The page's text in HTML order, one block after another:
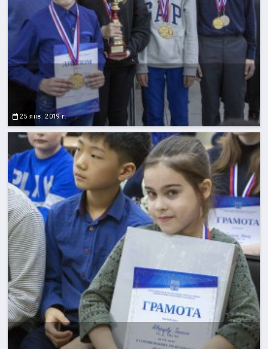
25 янв. 2019 г.